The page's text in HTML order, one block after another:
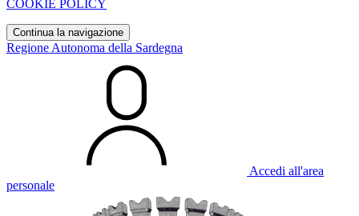
COOKIE POLICY
Continua la navigazione
Regione Autonoma della Sardegna
Accedi all'area
personale